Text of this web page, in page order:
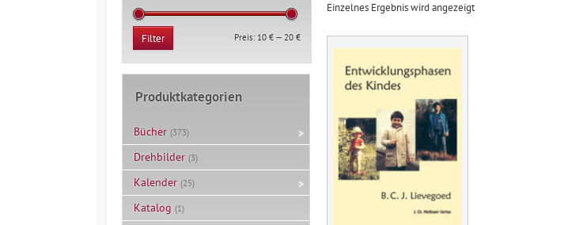
Einzelnes Ergebnis wird angezeigt
Min.
Max.
Filter Preis: 10 € — 20 €
Produktkategorien
Bücher (373)
Drehbilder (3)
Kalender (25)
Katalog (1)